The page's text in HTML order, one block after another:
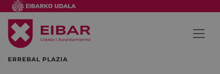
ERREBAL PLAZIA